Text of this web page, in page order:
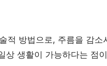
적 방법으로, 주름을 감소
상 생활이 가능하다는 점